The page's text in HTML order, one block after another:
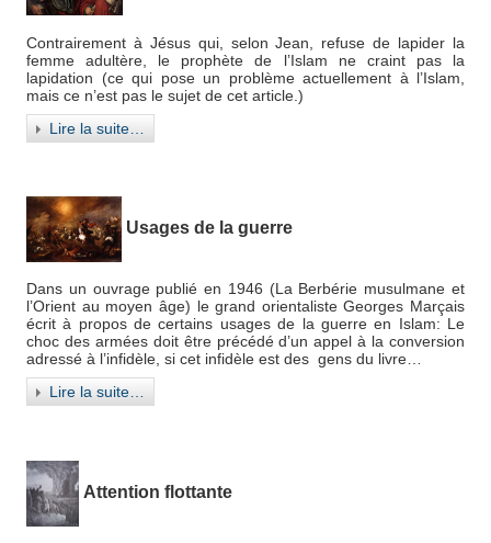
Contrairement à Jésus qui, selon Jean, refuse de lapider la
femme adultère, le prophète de l’Islam ne craint pas la
lapidation (ce qui pose un problème actuellement à l’Islam,
mais ce n’est pas le sujet de cet article.)
Lire la suite…
Usages de la guerre
Dans un ouvrage publié en 1946 (La Berbérie musulmane et
l’Orient au moyen âge) le grand orientaliste Georges Marçais
écrit à propos de certains usages de la guerre en Islam: Le
choc des armées doit être précédé d’un appel à la conversion
adressé à l’infidèle, si cet infidèle est des gens du livre…
Lire la suite…
Attention flottante